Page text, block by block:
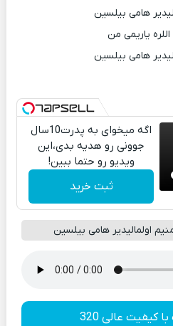
هامی بیلسین
یاریمی من
هامی بیلسین
اگه میخوای به پدرت10سال
جوونی رو هدیه بدی،این
ویدیو رو حتما ببین!
ثبت خرید
اولمالیدیر هامی بیلسین
کیفیت عالی 320